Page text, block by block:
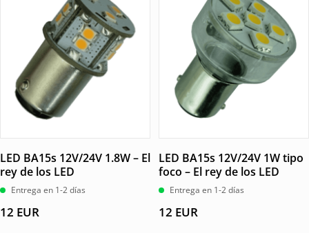
LED BA15s 12V/24V 1.8W – El
rey de los LED
Entrega en 1-2 días
12 EUR
LED BA15s 12V/24V 1W tipo
foco – El rey de los LED
Entrega en 1-2 días
12 EUR